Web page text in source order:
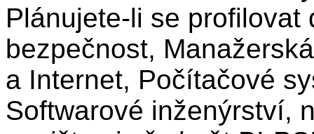
Plánujete-li se
bezpečnost,
a Internet, Počítačové
Softwarové inženýrství,